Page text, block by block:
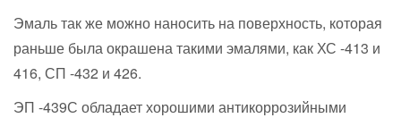
Эмаль так же можно наносить на поверхность, которая
раньше была окрашена такими эмалями, как ХС -413 и
416, СП -432 и 426.
ЭП -439С обладает хорошими антикоррозийными